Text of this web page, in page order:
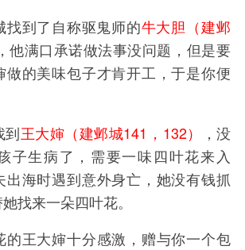
到了自称驱鬼师的牛大胆（建邺
，他满口承诺做法事没问题，但是要
做的美味包子才肯开工，于是你便
王大婶（建邺城141，132）
，没
子生病了，需要一味四叶花来入
出海时遇到意外身亡，她没有钱抓
找来一朵四叶花。
王大婶十分感激，赠与你一个包